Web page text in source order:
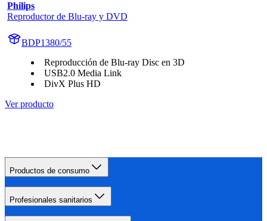
Philips
Reproductor de Blu-ray y DVD
BDP1380/55
Reproducción de Blu-ray Disc en 3D
USB2.0 Media Link
DivX Plus HD
Ver producto
Productos de consumo
Profesionales sanitarios